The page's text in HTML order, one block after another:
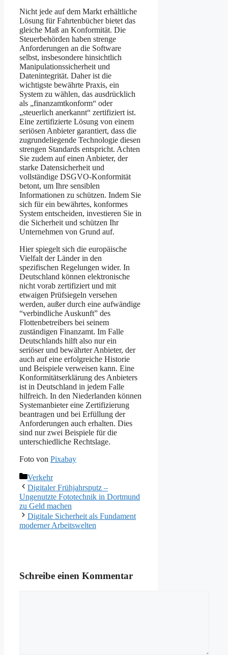
Nicht jede auf dem Markt erhältliche
Lösung für Fahrtenbücher bietet das
gleiche Maß an Konformität. Die
Steuerbehörden haben strenge
Anforderungen an die Software
selbst, insbesondere hinsichtlich
Manipulationssicherheit und
Datenintegrität. Daher ist die
wichtigste bewährte Praxis, ein
System zu wählen, das ausdrücklich
als „finanzamtkonform“ oder
„steuerlich anerkannt“ zertifiziert ist.
Eine zertifizierte Lösung von einem
seriösen Anbieter garantiert, dass die
zugrundeliegende Technologie diesen
strengen Standards entspricht. Achten
Sie zudem auf einen Anbieter, der
starke Datensicherheit und
vollständige DSGVO-Konformität
betont, um Ihre sensiblen
Informationen zu schützen. Indem Sie
sich für ein bewährtes, konformes
System entscheiden, investieren Sie in
die Sicherheit und schützen Ihr
Unternehmen von Grund auf.
Hier spiegelt sich die europäische
Vielfalt der Länder in den
spezifischen Regelungen wider. In
Deutschland können elektronische
nicht vorab zertifiziert und mit
etwaigen Prüfsiegeln versehen
werden, außer durch eine aufwändige
“verbindliche Auskunft” des
Flottenbetreibers bei seinem
zuständigen Finanzamt. Im Falle
Deutschlands hilft also nur ein
seriöser und bewährter Anbieter, der
auch auf eine erfolgreiche Historie
und Beispiele verweisen kann. Eine
Konformitätserklärung des Anbieters
ist in Deutschland in jedem Falle
hilfreich. In den Niederlanden können
Systemanbieter eine Zertifizierung
beantragen und bei Erfüllung der
Anforderungen auch erhalten. Dies
sind nur zwei Beispiele für die
unterschiedliche Rechtslage.
Foto von Pixabay
Kategorien
Verkehr
Digitaler Frühjahrsputz –
Ungenutzte Fototechnik in Dortmund
zu Geld machen
Digitale Sicherheit als Fundament
moderner Arbeitswelten
Schreibe einen Kommentar